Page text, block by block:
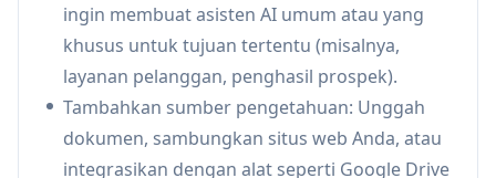
Kasus Penggunaan Ask My AI
Dukungan pelanggan: Buat chatbot AI untuk
menangani pertanyaan dan FAQ pelanggan
Berbagi pengetahuan internal: Asisten AI
untuk membantu karyawan menemukan dan
ingin membuat asisten AI umum atau yang
khusus untuk tujuan tertentu (misalnya,
layanan pelanggan, penghasil prospek).
Tambahkan sumber pengetahuan: Unggah
dokumen, sambungkan situs web Anda, atau
integrasikan dengan alat seperti Google Drive